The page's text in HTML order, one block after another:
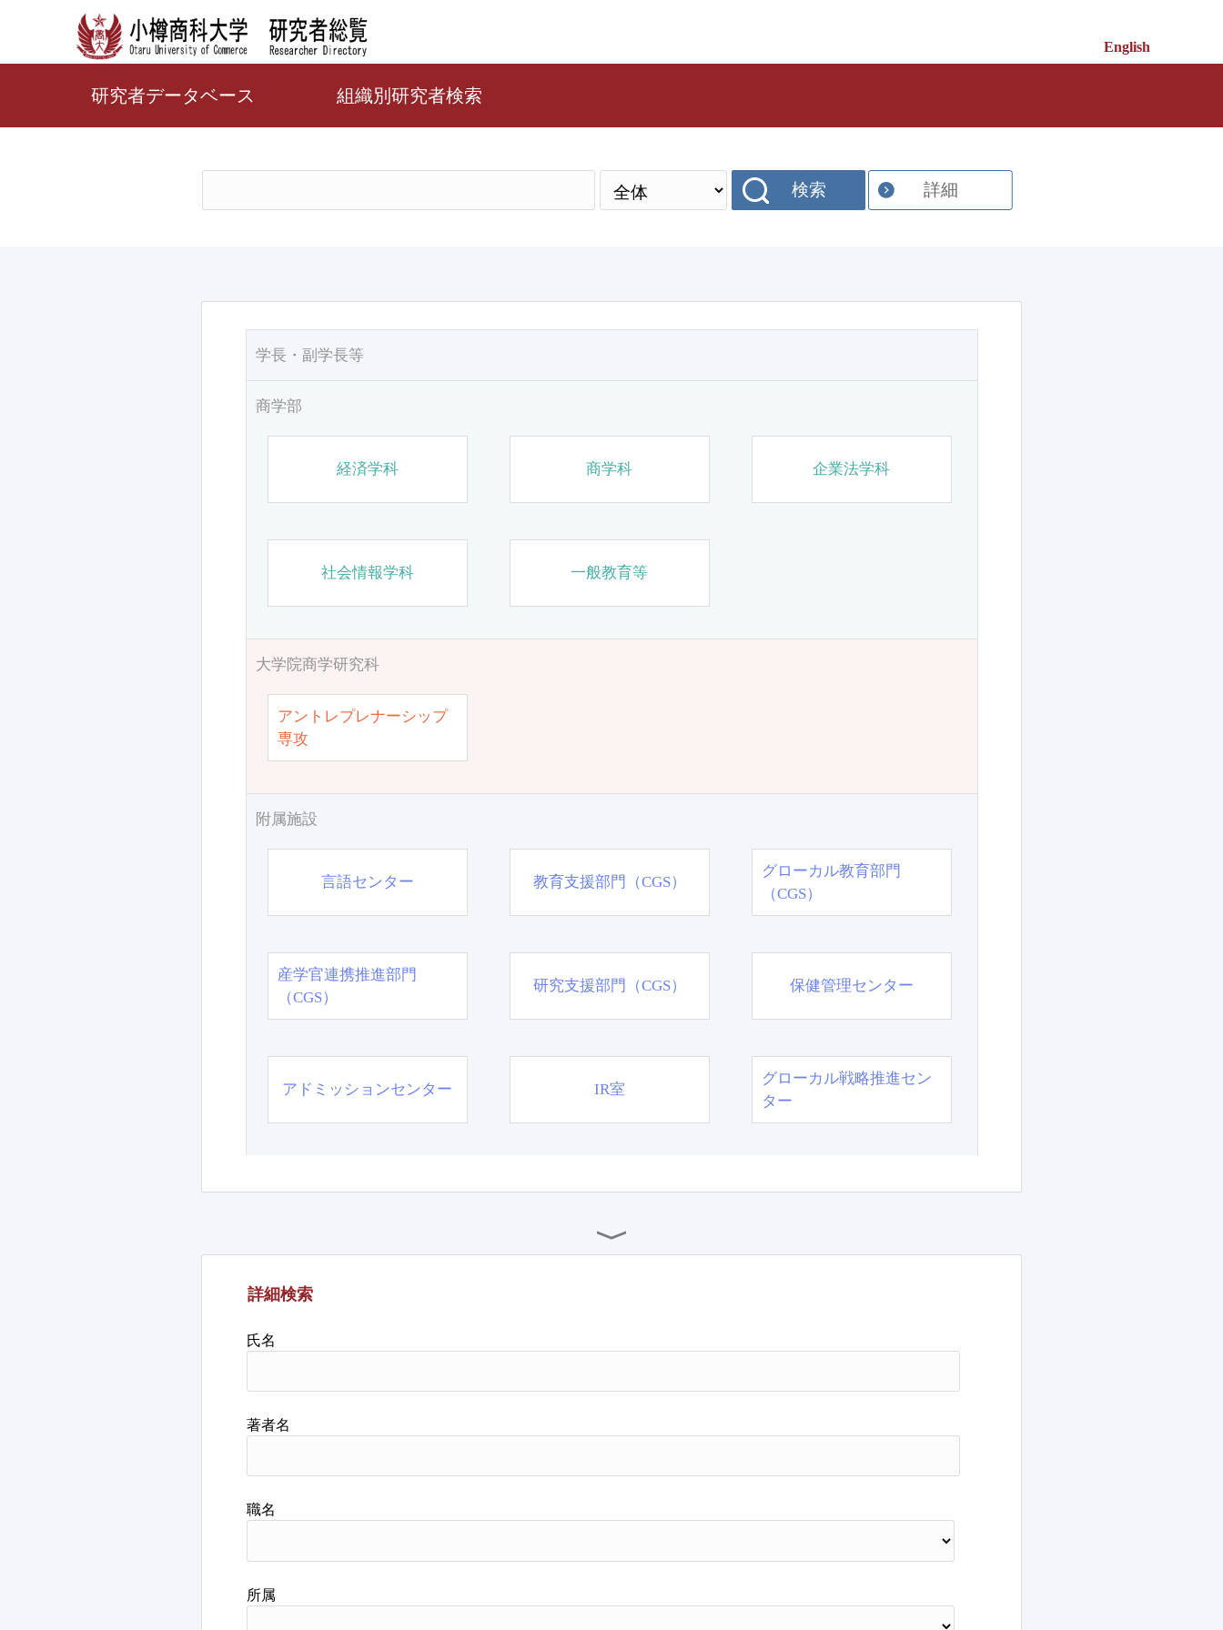
English
研究者データベース 組織別研究者検索
検索 詳細
学長・副学長等
商学部
経済学科 商学科 企業法学科
社会情報学科 一般教育等
大学院商学研究科
アントレプレナーシップ
専攻
附属施設
言語センター 教育支援部門（CGS）
グローカル教育部門
（CGS）
産学官連携推進部門
（CGS）
研究支援部門（CGS） 保健管理センター
アドミッションセンター IR室
グローカル戦略推進セン
ター
詳細検索
氏名
著者名
職名
所属